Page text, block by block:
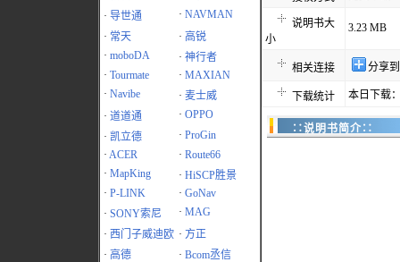
· 导世通 · NAVMAN
· 常天 · 高锐
· moboDA · 神行者
· Tourmate · MAXIAN
· Navibe · 麦士威
· 道道通 · OPPO
· 凯立德 · ProGin
· ACER · Route66
· MapKing · HiSCP胜景
· P-LINK · GoNav
· SONY索尼 · MAG
· 西门子威迪欧 · 方正
· 高德 · Bcom丞信
说明书大
小
3.23 MB
相关连接 分享
下载统计 本日下载
∷说明书简介∷